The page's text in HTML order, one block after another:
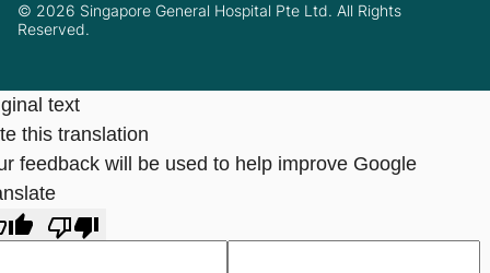
© 2026 Singapore General Hospital Pte Ltd. All Rights
Reserved.
text
this translation
feedback will be used to help improve Google